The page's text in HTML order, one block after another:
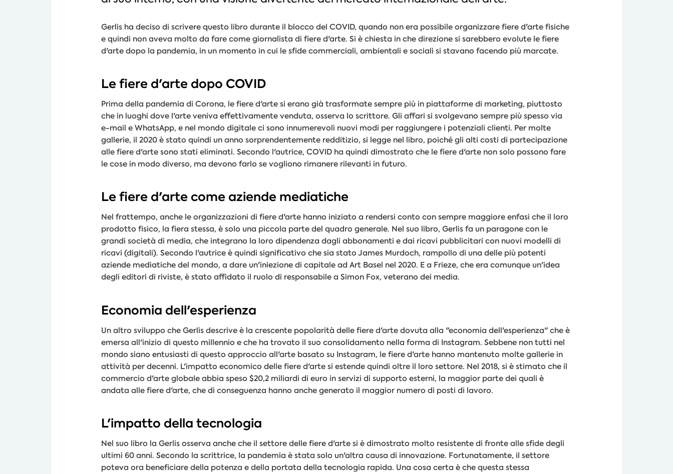
Gerlis ha deciso di scrivere questo libro durante il blocco del COVID, quando non era possibile organizzare fiere d'arte fisiche
e quindi non aveva molto da fare come giornalista di fiere d'arte. Si è chiesta in che direzione si sarebbero evolute le fiere
d'arte dopo la pandemia, in un momento in cui le sfide commerciali, ambientali e sociali si stavano facendo più marcate.
Le fiere d'arte dopo COVID
Prima della pandemia di Corona, le fiere d'arte si erano già trasformate sempre più in piattaforme di marketing, piuttosto
che in luoghi dove l'arte veniva effettivamente venduta, osserva lo scrittore. Gli affari si svolgevano sempre più spesso via
e-mail e WhatsApp, e nel mondo digitale ci sono innumerevoli nuovi modi per raggiungere i potenziali clienti. Per molte
gallerie, il 2020 è stato quindi un anno sorprendentemente redditizio, si legge nel libro, poiché gli alti costi di partecipazione
alle fiere d'arte sono stati eliminati. Secondo l'autrice, COVID ha quindi dimostrato che le fiere d'arte non solo possono fare
le cose in modo diverso, ma devono farlo se vogliono rimanere rilevanti in futuro.
Le fiere d'arte come aziende mediatiche
Nel frattempo, anche le organizzazioni di fiere d'arte hanno iniziato a rendersi conto con sempre maggiore enfasi che il loro
prodotto fisico, la fiera stessa, è solo una piccola parte del quadro generale. Nel suo libro, Gerlis fa un paragone con le
grandi società di media, che integrano la loro dipendenza dagli abbonamenti e dai ricavi pubblicitari con nuovi modelli di
ricavi (digitali). Secondo l'autrice è quindi significativo che sia stato James Murdoch, rampollo di una delle più potenti
aziende mediatiche del mondo, a dare un'iniezione di capitale ad Art Basel nel 2020. E a Frieze, che era comunque un'idea
degli editori di riviste, è stato affidato il ruolo di responsabile a Simon Fox, veterano dei media.
Economia dell'esperienza
Un altro sviluppo che Gerlis descrive è la crescente popolarità delle fiere d'arte dovuta alla "economia dell'esperienza" che è
emersa all'inizio di questo millennio e che ha trovato il suo consolidamento nella forma di Instagram. Sebbene non tutti nel
mondo siano entusiasti di questo approccio all'arte basato su Instagram, le fiere d'arte hanno mantenuto molte gallerie in
attività per decenni. L'impatto economico delle fiere d'arte si estende quindi oltre il loro settore. Nel 2018, si è stimato che il
commercio d'arte globale abbia speso $20,2 miliardi di euro in servizi di supporto esterni, la maggior parte dei quali è
andata alle fiere d'arte, che di conseguenza hanno anche generato il maggior numero di posti di lavoro.
L'impatto della tecnologia
Nel suo libro la Gerlis osserva anche che il settore delle fiere d'arte si è dimostrato molto resistente di fronte alle sfide degli
ultimi 60 anni. Secondo la scrittrice, la pandemia è stata solo un'altra causa di innovazione. Fortunatamente, il settore
poteva ora beneficiare della potenza e della portata della tecnologia rapida. Una cosa certa è che questa stessa